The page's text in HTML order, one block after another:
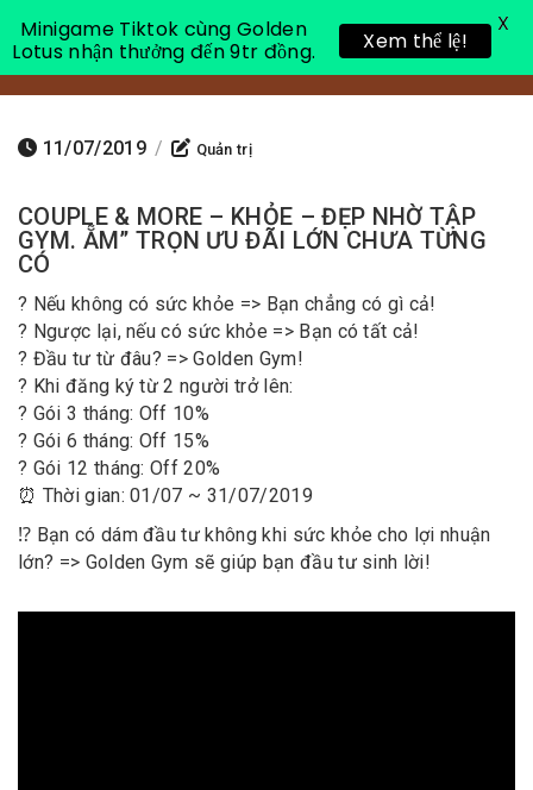
Toggle
11/07/2019 / Quản trị
COUPLE & MORE – KHỎE – ĐẸP NHỜ TẬP
GYM. ẴM” TRỌN ƯU ĐÃI LỚN CHƯA TỪNG
CÓ
? Nếu không có sức khỏe => Bạn chẳng có gì cả!
? Ngược lại, nếu có sức khỏe => Bạn có tất cả!
? Đầu tư từ đâu? => Golden Gym!
? Khi đăng ký từ 2 người trở lên:
? Gói 3 tháng: Off 10%
? Gói 6 tháng: Off 15%
? Gói 12 tháng: Off 20%
⏰ Thời gian: 01/07 ~ 31/07/2019
⁉️ Bạn có dám đầu tư không khi sức khỏe cho lợi nhuận
lớn? => Golden Gym sẽ giúp bạn đầu tư sinh lời!
Minigame Tiktok cùng Golden
Lotus nhận thưởng đến 9tr đồng.
Xem thể lệ!
X